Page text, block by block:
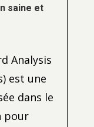
saine et
Analysis
est une
dans le
pour